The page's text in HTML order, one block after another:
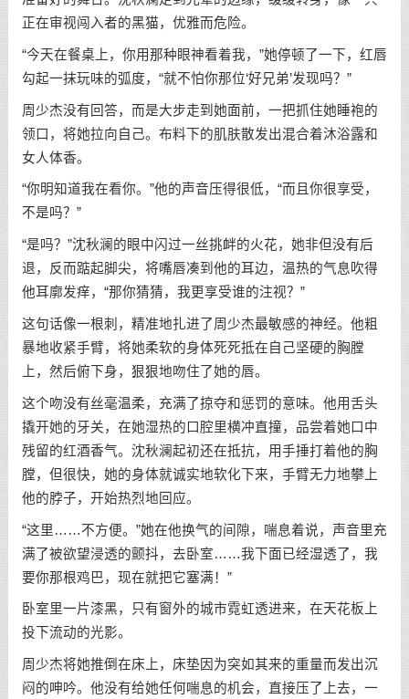
正在审视闯入者的黑猫，优雅而危险。
“今天在餐桌上，你用那种眼神看着我，”她停顿了一下，红唇
勾起一抹玩味的弧度，“就不怕你那位‘好兄弟’发现吗？”
周少杰没有回答，而是大步走到她面前，一把抓住她睡袍的
领口，将她拉向自己。布料下的肌肤散发出混合着沐浴露和
女人体香。
“你明知道我在看你。”他的声音压得很低，“而且你很享受，
不是吗？”
“是吗？”沈秋澜的眼中闪过一丝挑衅的火花，她非但没有后
退，反而踮起脚尖，将嘴唇凑到他的耳边，温热的气息吹得
他耳廓发痒，“那你猜猜，我更享受谁的注视？”
这句话像一根刺，精准地扎进了周少杰最敏感的神经。他粗
暴地收紧手臂，将她柔软的身体死死抵在自己坚硬的胸膛
上，然后俯下身，狠狠地吻住了她的唇。
这个吻没有丝毫温柔，充满了掠夺和惩罚的意味。他用舌头
撬开她的牙关，在她湿热的口腔里横冲直撞，品尝着她口中
残留的红酒香气。沈秋澜起初还在抵抗，用手捶打着他的胸
膛，但很快，她的身体就诚实地软化下来，手臂无力地攀上
他的脖子，开始热烈地回应。
“这里……不方便。”她在他换气的间隙，喘息着说，声音里充
满了被欲望浸透的颤抖，去卧室……我下面已经湿透了，我
要你那根鸡巴，现在就把它塞满！”
卧室里一片漆黑，只有窗外的城市霓虹透进来，在天花板上
投下流动的光影。
周少杰将她推倒在床上，床垫因为突如其来的重量而发出沉
闷的呻吟。他没有给她任何喘息的机会，直接压了上去，一